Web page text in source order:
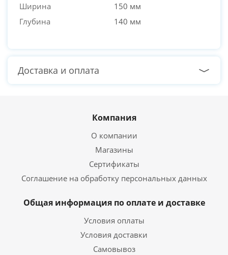
Ширина
150 мм
Глубина
140 мм
Доставка и оплата
Компания
О компании
Магазины
Сертификаты
Соглашение на обработку персональных данных
Общая информация по оплате и доставке
Условия оплаты
Условия доставки
Самовывоз